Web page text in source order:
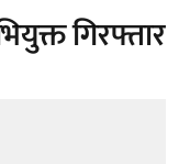
गिरफ्तार